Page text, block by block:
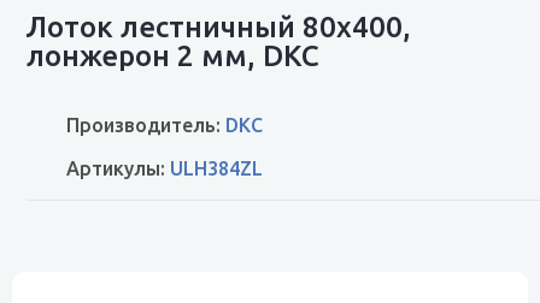
Лоток лестничный 80х400,
лонжерон 2 мм, DKC
Производитель: DKC
Артикулы: ULH384ZL